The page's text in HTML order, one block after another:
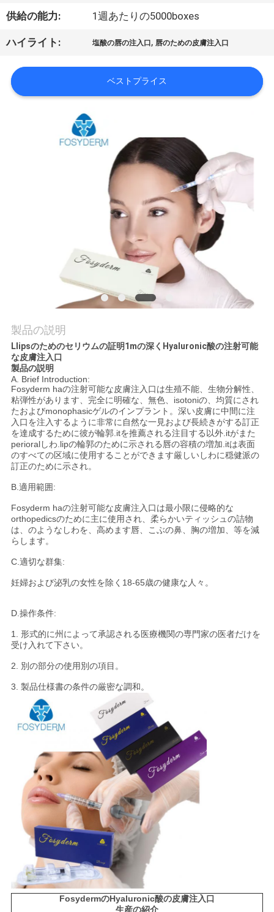
工
ツ
く
だ
さ
い
ニ
ュ
ー
ス
事
引
金
を
SHOPPING
供給の能力: 1週あたりの5000boxes
ハイライト: 塩酸の唇の注入口 , 唇のための皮膚注入口
ベストプライス
製品の説明
Llipsのためのセリウムの証明1mの深くHyaluronic酸の注射可能
な皮膚注入口
製品の説明
A. Brief Introduction:
Fosyderm haの注射可能な皮膚注入口は生殖不能、生物分解性、
粘弾性があります、完全に明確な、無色、isotoniの、均質にされ
たおよびmonophasicゲルのインプラント。深い皮膚に中間に注
入口を注入するように非常に自然な一見および長続きがする訂正
を達成するために彼が輪郭.itを推薦される注目する以外.itがまた
perioralしわ.lipの輪郭のために示される唇の容積の増加.itは表面
のすべての区域に使用することができます厳しいしわに穏健派の
訂正のために示され。
B.適用範囲:
Fosyderm haの注射可能な皮膚注入口は最小限に侵略的な
orthopedicsのために主に使用され、柔らかいティッシュの詰物
は、のようなしわを、高めます唇、こぶの鼻、胸の増加、等を減
らします。
C.適切な群集:
妊婦および泌乳の女性を除く18-65歳の健康な人々。
D.操作条件:
1. 形式的に州によって承認される医療機関の専門家の医者だけを
受け入れて下さい。
2. 別の部分の使用別の項目。
3. 製品仕様書の条件の厳密な調和。
FosydermのHyaluronic酸の皮膚注入口
生産の紹介